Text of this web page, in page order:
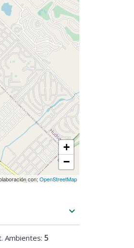
con jacuzzi
+
−
con;OpenStreetMap
Ambientes: 5